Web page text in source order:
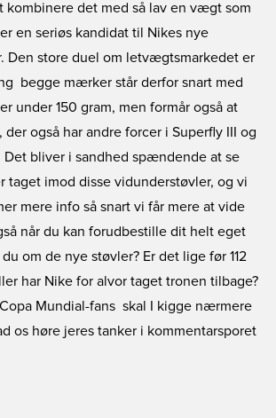
kombinere det med så lav en vægt som
en seriøs kandidat til Nikes nye
Den store duel om letvægtsmarkedet er
 begge mærker står derfor snart med
under 150 gram, men formår også at
der også har andre forcer i Superfly III og
Det bliver i sandhed spændende at se
taget imod disse vidunderstøvler, og vi
mere info så snart vi får mere at vide 
når du kan forudbestille dit helt eget
om de nye støvler? Er det lige før 112
har Nike for alvor taget tronen tilbage?
Mundial-fans  skal I kigge nærmere
os høre jeres tanker i kommentarsporet